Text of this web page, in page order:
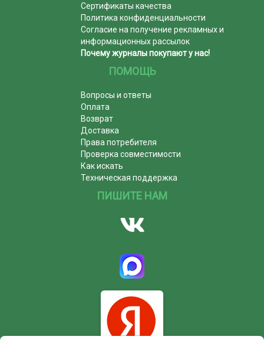
Сертификаты качества
Политика конфиденциальности
Согласие на получение рекламных и
информационных рассылок
Почему журналы покупают у нас!
ПОМОЩЬ
Вопросы и ответы
Оплата
Возврат
Доставка
Права потребителя
Проверка совместимости
Как искать
Техническая поддержка
ПИШИТЕ НАМ